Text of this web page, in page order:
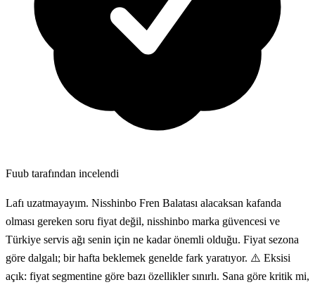
Fuub tarafından incelendi
Lafı uzatmayayım. Nisshinbo Fren Balatası alacaksan kafanda
olması gereken soru fiyat değil, nisshinbo marka güvencesi ve
Türkiye servis ağı senin için ne kadar önemli olduğu. Fiyat sezona
göre dalgalı; bir hafta beklemek genelde fark yaratıyor. ⚠️ Eksisi
açık: fiyat segmentine göre bazı özellikler sınırlı. Sana göre kritik mi,